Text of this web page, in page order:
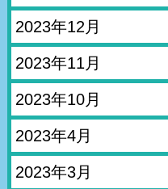
2023年12月
2023年11月
2023年10月
2023年4月
2023年3月